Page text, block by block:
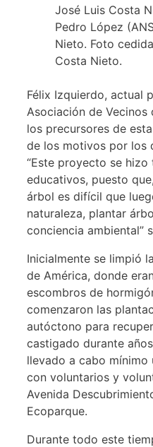
José Luis Costa
Pedro López
Nieto. Foto
Costa Nieto.
Félix Izquierdo, actual
Asociación de Vecinos
los precursores de
de los motivos por los
“Este proyecto se
educativos, puesto
árbol es difícil que
naturaleza, plantar
conciencia ambiental”
Inicialmente se limpió
de América, donde
escombros de
comenzaron las
autóctono para
castigado durante
llevado a cabo mínimo
con voluntarios y
Avenida
Ecoparque.
Durante todo este